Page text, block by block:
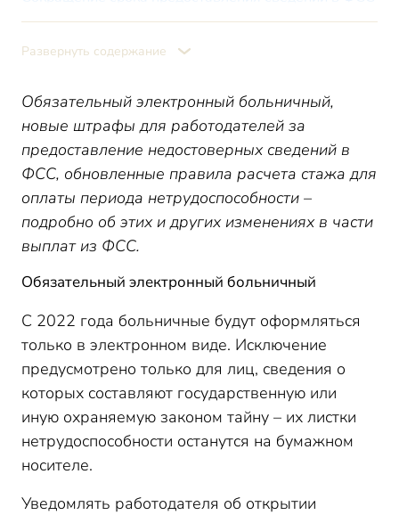
Изменение правил подсчета страхового стажа для
Штраф за предоставление недостоверных сведений
в ФСС
Возможность отказа в возмещении социальных
пособий
Увеличение размера среднедневного заработка для
оплаты больничного
Развернуть содержание
Обязательный электронный больничный,
новые штрафы для работодателей за
предоставление недостоверных сведений в
ФСС, обновленные правила расчета стажа для
оплаты периода нетрудоспособности –
подробно об этих и других изменениях в части
выплат из ФСС.
Обязательный электронный больничный
С 2022 года больничные будут оформляться
только в электронном виде. Исключение
предусмотрено только для лиц, сведения о
которых составляют государственную или
иную охраняемую законом тайну – их листки
нетрудоспособности останутся на бумажном
носителе.
Уведомлять работодателя об открытии